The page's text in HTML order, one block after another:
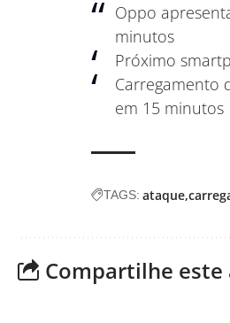
Oppo
minutos
Próximo
Carregamento
em 15 minutos
TAGS: ataque
Compartilhe este